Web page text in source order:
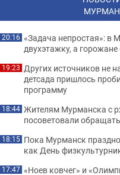
20:16 «Задача непростая»: в
двухэтажку, а
19:23 Других источников не
детсада пришлось
программу
18:44 Жителям Мурманска с
посоветовали
18:15 Пока Мурманск
как День
17:47 «Ноев ковчег» и